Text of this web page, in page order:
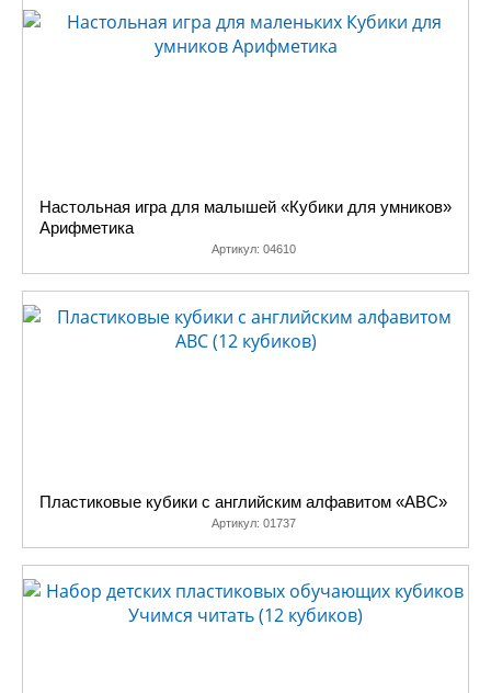
Настольная игра для малышей «Кубики для умников»
Арифметика
Артикул: 04610
Пластиковые кубики с английским алфавитом «ABC»
Артикул: 01737